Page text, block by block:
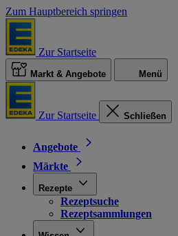
Zum Hauptbereich springen
Zur Startseite
Markt & Angebote Menü
Zur Startseite Schließen
Angebote
Märkte
Rezepte
Rezeptsuche
Rezeptsammlungen